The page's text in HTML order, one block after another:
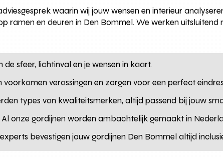
waarin wij jouw wensen en interieur
ramen en deuren in Den Bommel. We werken
de sfeer, lichtinval en je wensen in kaart.
voorkomen verassingen en zorgen voor een perfect
types van kwaliteitsmerken, altijd passend bij jouw
Al onze gordijnen worden ambachtelijk gemaakt in
bevestigen jouw gordijnen Den Bommel altijd